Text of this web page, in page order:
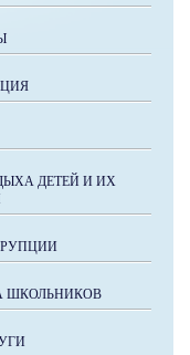
ДЕТЕЙ И ИХ
ШКОЛЬНИКОВ